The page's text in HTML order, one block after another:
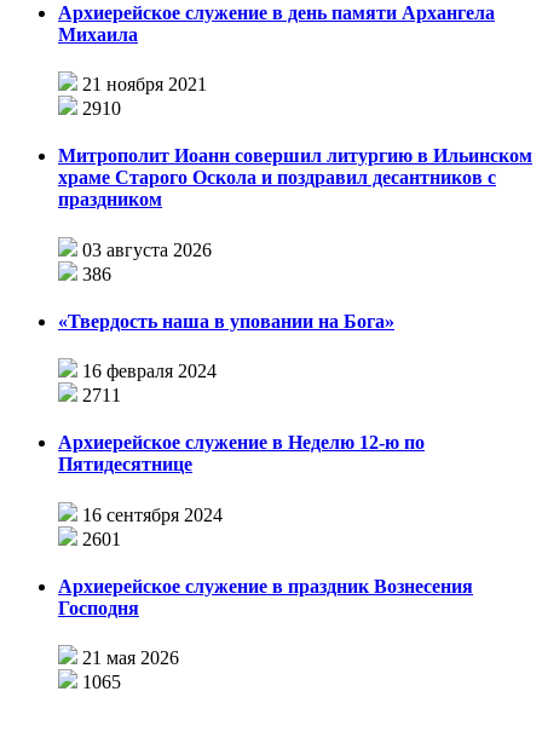
Архиерейское служение в день памяти Архангела
Михаила
21 ноября 2021
2910
Митрополит Иоанн совершил литургию в Ильинском
храме Старого Оскола и поздравил десантников с
праздником
03 августа 2026
386
«Твердость наша в уповании на Бога»
16 февраля 2024
2711
Архиерейское служение в Неделю 12-ю по
Пятидесятнице
16 сентября 2024
2601
Архиерейское служение в праздник Вознесения
Господня
21 мая 2026
1065